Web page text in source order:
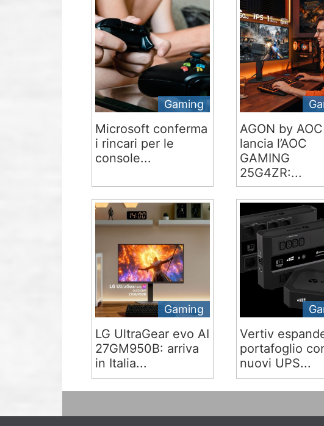
Gaming
Microsoft conferma
i rincari per le
console...
AGON by AOC
lancia l’AOC
GAMING
25G4ZR:...
Gaming
LG UltraGear evo AI
27GM950B: arriva
in Italia...
Vertiv
portafoglio
nuovi UPS...